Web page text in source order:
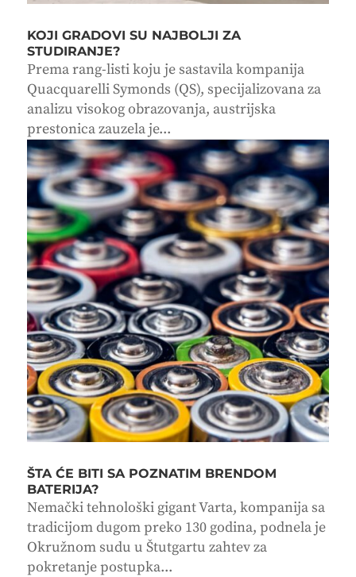
KOJI GRADOVI SU NAJBOLJI ZA
STUDIRANJE?
Prema rang-listi koju je sastavila kompanija
Quacquarelli Symonds (QS), specijalizovana za
analizu visokog obrazovanja, austrijska
prestonica zauzela je...
ŠTA ĆE BITI SA POZNATIM BRENDOM
BATERIJA?
Nemački tehnološki gigant Varta, kompanija sa
tradicijom dugom preko 130 godina, podnela je
Okružnom sudu u Štutgartu zahtev za
pokretanje postupka...